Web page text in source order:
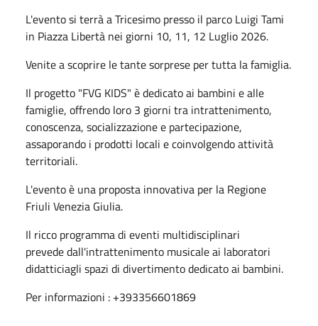
L'evento si terrà a Tricesimo presso il parco Luigi Tami
in Piazza Libertà nei giorni 10, 11, 12 Luglio 2026.
Venite a scoprire le tante sorprese per tutta la famiglia.
Il progetto "FVG KIDS" è dedicato ai bambini e alle
famiglie, offrendo loro 3 giorni tra intrattenimento,
conoscenza, socializzazione e partecipazione,
assaporando i prodotti locali e coinvolgendo attività
territoriali.
L'evento è una proposta innovativa per la Regione
Friuli Venezia Giulia.
Il ricco programma di eventi multidisciplinari
prevede dall'intrattenimento musicale ai laboratori
didatticiagli spazi di divertimento dedicato ai bambini.
Per informazioni : +393356601869